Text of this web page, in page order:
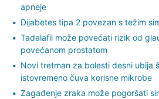
apneje
Dijabetes tipa 2 povezan s težim
Tadalafil može povećati rizik od
povećanom prostatom
Novi tretman za bolesti desni ubija
istovremeno čuva korisne mikrobe
Zagađenje zraka može pogoršati